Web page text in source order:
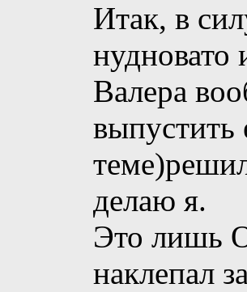
Итак, в
нудновато
Валера
выпустить
делаю я.
Это лишь
наклепал за